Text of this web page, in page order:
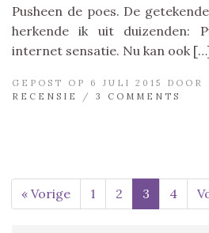
Pusheen de poes. De
herkende ik uit duizenden:
internet sensatie. Nu kan ook
GEPOST OP 6 JULI 2015 DOOR
RECENSIE
/ 3 COMMENTS
« Vorige 1 2 3 4